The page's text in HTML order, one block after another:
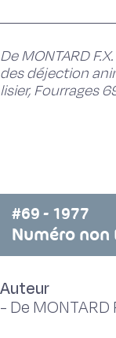
De MONTARD
des déjection
lisier, Fourrages
#69 - 1977
Numéro
Auteur
- De MONTARD